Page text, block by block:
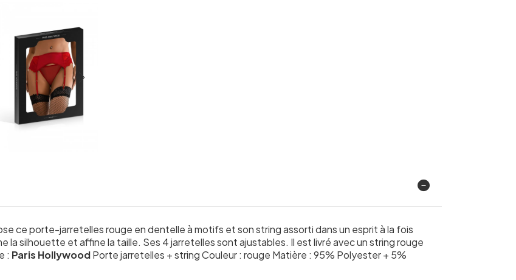
ce porte-jarretelles rouge en dentelle à motifs et son string assorti dans un esprit à la fois
silhouette et affine la taille. Ses 4 jarretelles sont ajustables. Il est livré avec un string rouge
: Paris HollywoodPorte jarretelles + string Couleur : rouge Matière : 95% Polyester + 5%